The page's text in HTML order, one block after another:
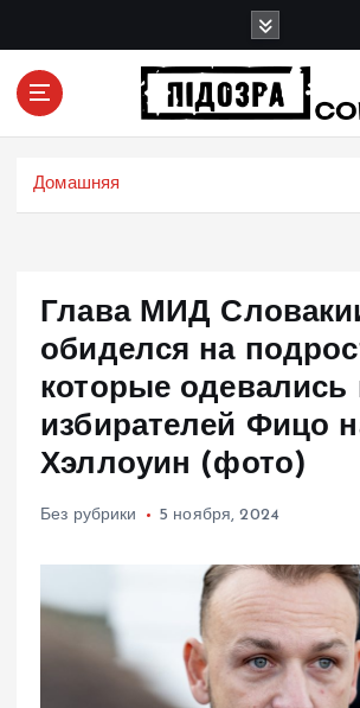
Подозрения и факты
Домашняя
Глава МИД
обиделся на
которые одевались
избирателей Фицо
Хэллоуин (фото)
Без рубрики 5 ноября, 2024